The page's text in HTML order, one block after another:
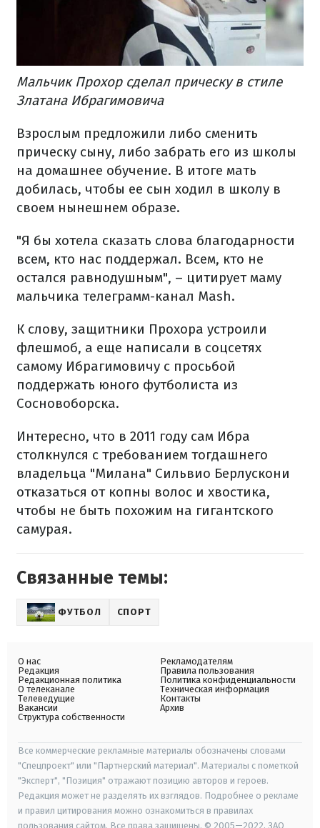
Мальчик Прохор сделал прическу в стиле
Златана Ибрагимовича
Взрослым предложили либо сменить
прическу сыну, либо забрать его из школы
на домашнее обучение. В итоге мать
добилась, чтобы ее сын ходил в школу в
своем нынешнем образе.
"Я бы хотела сказать слова благодарности
всем, кто нас поддержал. Всем, кто не
остался равнодушным", – цитирует маму
мальчика телеграмм-канал Mash.
К слову, защитники Прохора устроили
флешмоб, а еще написали в соцсетях
самому Ибрагимовичу с просьбой
поддержать юного футболиста из
Сосновоборска.
Интересно, что в 2011 году сам Ибра
столкнулся с требованием тогдашнего
владельца "Милана" Сильвио Берлускони
отказаться от копны волос и хвостика,
чтобы не быть похожим на гигантского
самурая.
Связанные темы:
ФУТБОЛ СПОРТ
О нас
Редакция
Редакционная политика
О телеканале
Телеведущие
Вакансии
Структура собственности
Рекламодателям
Правила пользования
Политика конфиденциальности
Техническая информация
Контакты
Архив
Все коммерческие рекламные материалы обозначены словами
"Спецпроект" или "Партнерский материал". Материалы с пометкой
"Эксперт", "Позиция" отражают позицию авторов и героев.
Редакция может не разделять их взглядов. Подробнее о рекламе
и правил цитирования можно ознакомиться в правилах
пользования сайтом. Все права защищены. © 2005—2022, ЗАО